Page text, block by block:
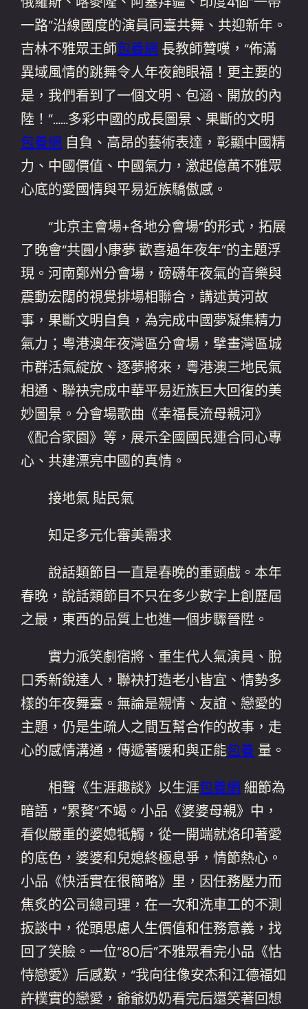
一路”沿線國度的演員同臺共舞、共迎新年。
吉林不雅眾王師包養網 長教師贊嘆，“佈滿
異域風情的跳舞令人年夜飽眼福！更主要的
是，我們看到了一個文明、包涵、開放的內
陸！”……多彩中國的成長圖景、果斷的文明
包養網 自負、高昂的藝術表達，彰顯中國精
力、中國價值、中國氣力，激起億萬不雅眾
心底的愛國情與平易近族驕傲感。
“北京主會場+各地分會場”的形式，拓展
了晚會“共圓小康夢 歡喜過年夜年”的主題浮
現。河南鄭州分會場，磅礴年夜氣的音樂與
震動宏闊的視覺排場相聯合，講述黃河故
事，果斷文明自負，為完成中國夢凝集精力
氣力；粵港澳年夜灣區分會場，擘畫灣區城
市群活氣綻放、逐夢將來，粵港澳三地民氣
相通、聯袂完成中華平易近族巨大回復的美
妙圖景。分會場歌曲《幸福長流母親河》
《配合家園》等，展示全國國民連合同心專
心、共建漂亮中國的真情。
接地氣 貼民氣
知足多元化審美需求
說話類節目一直是春晚的重頭戲。本年
春晚，說話類節目不只在多少數字上創歷屆
之最，東西的品質上也進一個步驟晉陞。
實力派笑劇宿將、重生代人氣演員、脫
口秀新銳達人，聯袂打造老小皆宜、情勢多
樣的年夜舞臺。無論是親情、友誼、戀愛的
主題，仍是生疏人之間互幫合作的故事，走
心的感情溝通，傳遞著暖和與正能包養 量。
相聲《生涯趣談》以生涯包養網 細節為
暗語，“累贅”不竭。小品《婆婆母親》中，
看似嚴重的婆媳牴觸，從一開端就烙印著愛
的底色，婆婆和兒媳終極息爭，情節熱心。
小品《快活實在很簡略》里，因任務壓力而
焦炙的公司總司理，在一次和洗車工的不測
扳談中，從頭思慮人生價值和任務意義，找
回了笑臉。一位“80后”不雅眾看完小品《怙
恃戀愛》后感歎，“我向往像安杰和江德福如
許樸實的戀愛，爺爺奶奶看完后還笑著回想